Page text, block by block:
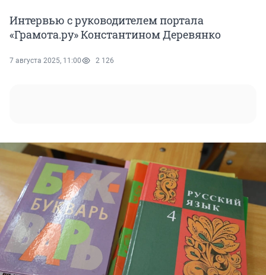
Интервью с руководителем портала
«Грамота.ру» Константином Деревянко
7 августа 2025, 11:00 2 126